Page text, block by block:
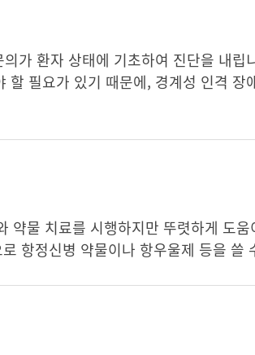
가 환자 상태에 기초하여 진단을 내립
필요가 있기 때문에, 경계성 인격 장
물 치료를 시행하지만 뚜렷하게 도
항정신병 약물이나 항우울제 등을 쓸